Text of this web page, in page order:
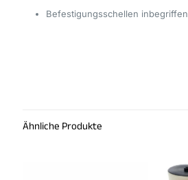
Befestigungsschellen inbegriffen
Ähnliche Produkte